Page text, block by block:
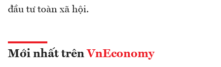
đầu tư toàn xã hội.
Mới nhất trên VnEconomy